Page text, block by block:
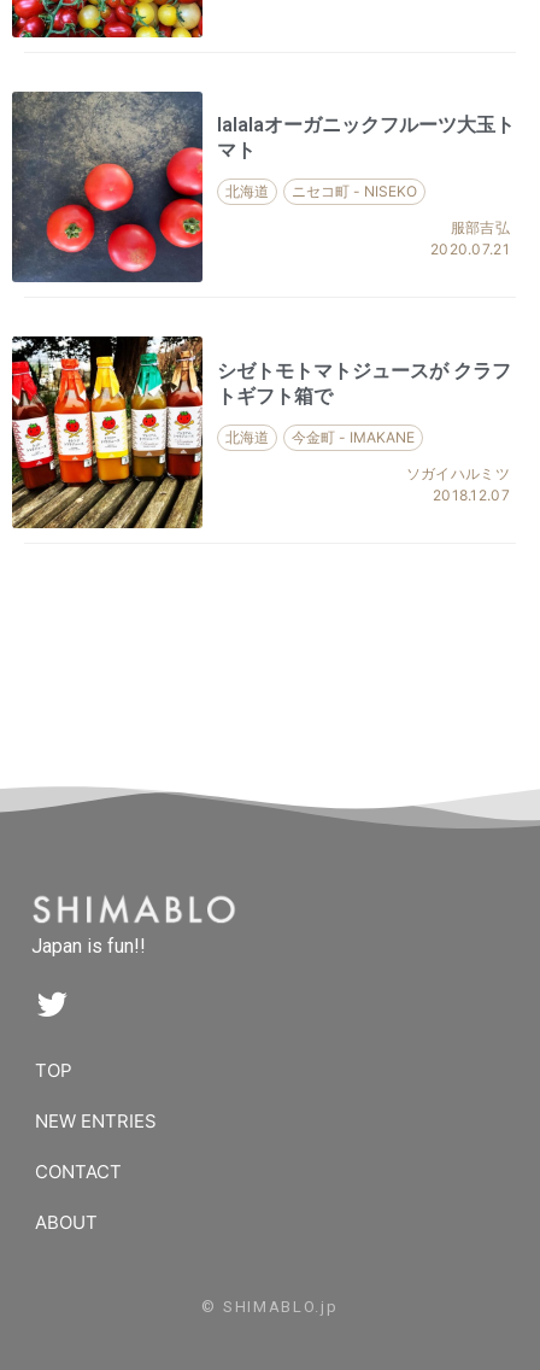
lalalaオーガニックフルーツ大玉ト
マト
北海道
ニセコ町 - NISEKO
服部吉弘
2020.07.21
シゼトモトマトジュースが クラフ
トギフト箱で
北海道
今金町 - IMAKANE
ソガイハルミツ
2018.12.07
Japan is fun!!
TOP
NEW ENTRIES
CONTACT
ABOUT
© SHIMABLO.jp